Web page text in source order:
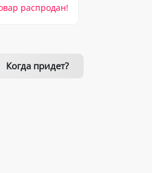
распродан!
Когда придет?